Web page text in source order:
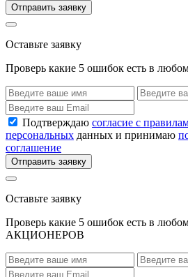
Отправить заявку
Оставьте заявку
Проверь какие 5 ошибок есть в
Подтверждаю согласие с
персональных данных и принимаю
соглашение
Отправить заявку
Оставьте заявку
Проверь какие 5 ошибок есть в
АКЦИОНЕРОВ